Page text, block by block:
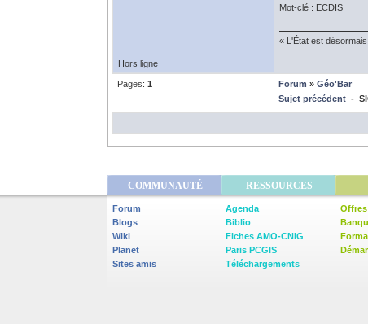
Mot-clé : ECDIS
« L'État est
Hors ligne
Pages: 1 Forum » Géo'Bar
Sujet précédent -
COMMUNAUTÉ RESSOURCES
Forum
Blogs
Wiki
Planet
Sites amis
Agenda
Biblio
Fiches AMO-CNIG
Paris PCGIS
Téléchargements